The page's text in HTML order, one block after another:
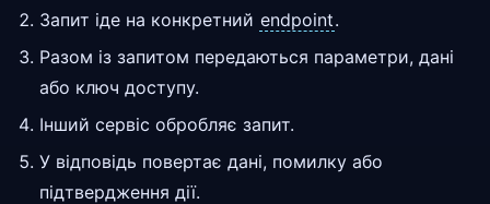
Запит іде на конкретний endpoint.
Разом із запитом передаються параметри, дані
або ключ доступу.
Інший сервіс обробляє запит.
У відповідь повертає дані, помилку або
підтвердження дії.